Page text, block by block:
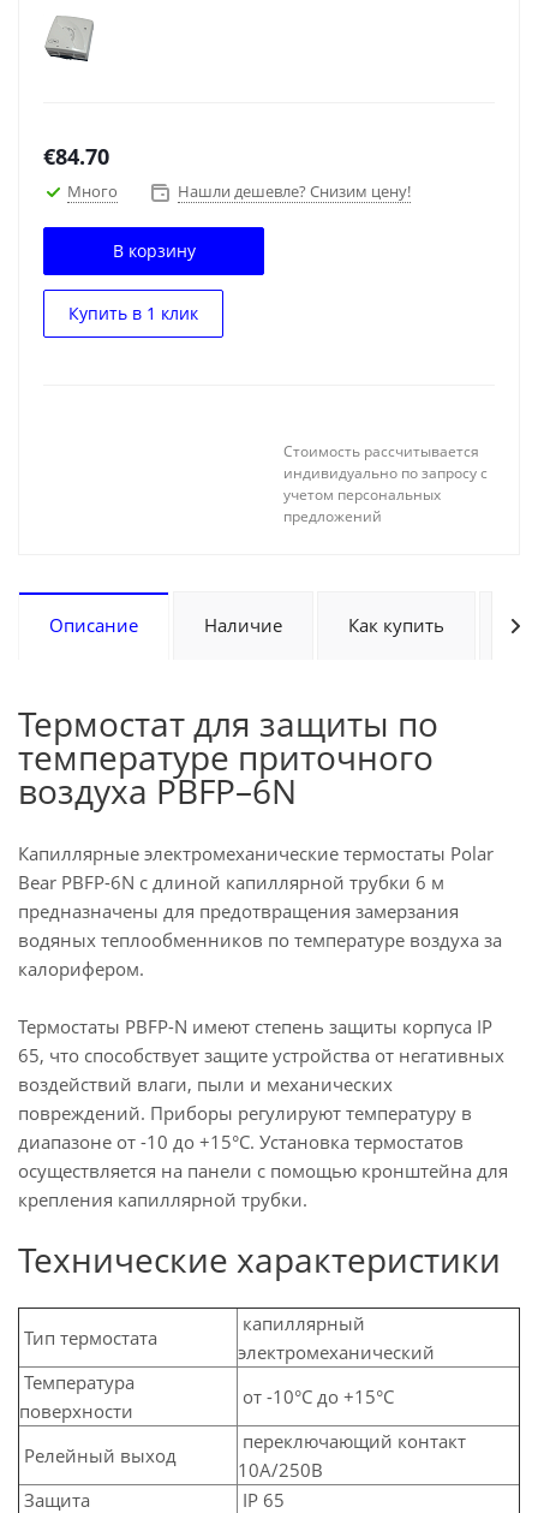
€84.70
Много Нашли дешевле? Снизим цену!
В корзину
Купить в 1 клик
Стоимость рассчитывается
индивидуально по запросу с
учетом персональных
предложений
Описание Наличие Как купить
Термостат для защиты по
температуре приточного
воздуха PBFP–6N
Капиллярные электромеханические термостаты Polar
Bear PBFP-6N с длиной капиллярной трубки 6 м
предназначены для предотвращения замерзания
водяных теплообменников по температуре воздуха за
калорифером.
Термостаты PBFP-N имеют степень защиты корпуса IP
65, что способствует защите устройства от негативных
воздействий влаги, пыли и механических
повреждений. Приборы регулируют температуру в
диапазоне от -10 до +15°C. Установка термостатов
осуществляется на панели с помощью кронштейна для
крепления капиллярной трубки.
Технические характеристики
Тип термостата
капиллярный
электромеханический
Температура
поверхности
от -10°С до +15°С
Релейный выход
переключающий контакт
10А/250В
Защита
IP 65